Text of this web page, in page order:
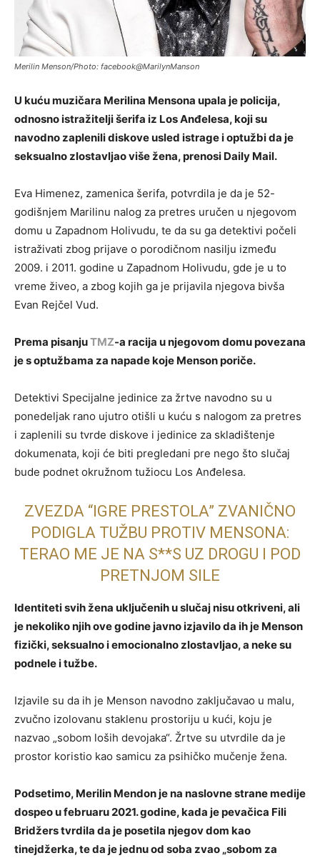
Merilin Menson/Photo: facebook@MarilynManson
U kuću muzičara Merilina Mensona upala je policija,
odnosno istražitelji šerifa iz Los Anđelesa, koji su
navodno zaplenili diskove usled istrage i optužbi da je
seksualno zlostavljao više žena, prenosi Daily Mail.
Eva Himenez, zamenica šerifa, potvrdila je da je 52-
godišnjem Marilinu nalog za pretres uručen u njegovom
domu u Zapadnom Holivudu, te da su ga detektivi počeli
istraživati zbog prijave o porodičnom nasilju između
2009. i 2011. godine u Zapadnom Holivudu, gde je u to
vreme živeo, a zbog kojih ga je prijavila njegova bivša
Evan Rejčel Vud.
Prema pisanjuTMZ-a racija u njegovom domu povezana
je s optužbama za napade koje Menson poriče.
Detektivi Specijalne jedinice za žrtve navodno su u
ponedeljak rano ujutro otišli u kuću s nalogom za pretres
i zaplenili su tvrde diskove i jedinice za skladištenje
dokumenata, koji će biti pregledani pre nego što slučaj
bude podnet okružnom tužiocu Los Anđelesa.
ZVEZDA “IGRE PRESTOLA” ZVANIČNO
PODIGLA TUŽBU PROTIV MENSONA:
TERAO ME JE NA S**S UZ DROGU I POD
PRETNJOM SILE
Identiteti svih žena uključenih u slučaj nisu otkriveni, ali
je nekoliko njih ove godine javno izjavilo da ih je Menson
fizički, seksualno i emocionalno zlostavljao, a neke su
podnele i tužbe.
Izjavile su da ih je Menson navodno zaključavao u malu,
zvučno izolovanu staklenu prostoriju u kući, koju je
nazvao „sobom loših devojaka“. Žrtve su utvrdile da je
prostor koristio kao samicu za psihičko mučenje žena.
Podsetimo, Merilin Mendon je na naslovne strane medije
dospeo u februaru 2021. godine, kada je pevačica Fili
Bridžers tvrdila da je posetila njegov dom kao
tinejdžerka, te da je jednu od soba zvao „sobom za